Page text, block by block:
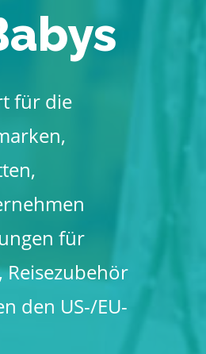
für die
für
den US-/EU-